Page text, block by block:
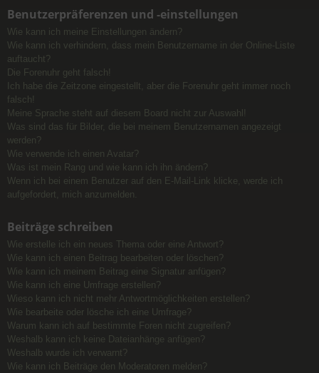
Benutzerpräferenzen und -einstellungen
Wie kann ich meine Einstellungen ändern?
Wie kann ich verhindern, dass mein Benutzername in der Online-Liste
auftaucht?
Die Forenuhr geht falsch!
Ich habe die Zeitzone eingestellt, aber die Forenuhr geht immer noch
falsch!
Meine Sprache steht auf diesem Board nicht zur Auswahl!
Was sind das für Bilder, die bei meinem Benutzernamen angezeigt
werden?
Wie verwende ich einen Avatar?
Was ist mein Rang und wie kann ich ihn ändern?
Wenn ich bei einem Benutzer auf den E-Mail-Link klicke, werde ich
aufgefordert, mich anzumelden.
Beiträge schreiben
Wie erstelle ich ein neues Thema oder eine Antwort?
Wie kann ich einen Beitrag bearbeiten oder löschen?
Wie kann ich meinem Beitrag eine Signatur anfügen?
Wie kann ich eine Umfrage erstellen?
Wieso kann ich nicht mehr Antwortmöglichkeiten erstellen?
Wie bearbeite oder lösche ich eine Umfrage?
Warum kann ich auf bestimmte Foren nicht zugreifen?
Weshalb kann ich keine Dateianhänge anfügen?
Weshalb wurde ich verwarnt?
Wie kann ich Beiträge den Moderatoren melden?